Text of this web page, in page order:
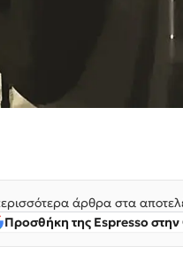
άρθρα στα
Προσθήκη της Espresso